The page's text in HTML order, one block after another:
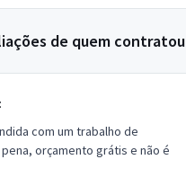
de quem contratou
com um trabalho de
orçamento grátis e não é